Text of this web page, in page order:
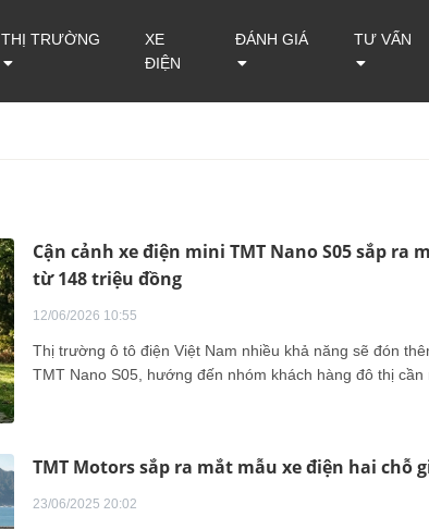
THỊ TRƯỜNG
XE
ĐIỆN
ĐÁNH GIÁ TƯ VẤN
Cận cảnh xe điện mini TMT Nano S05 sắp ra
từ 148 triệu đồng
12/06/2026 10:55
Thị trường ô tô điện Việt Nam nhiều khả năng sẽ đón
TMT Nano S05, hướng đến nhóm khách hàng đô thị
TMT Motors sắp ra mắt mẫu xe điện hai chỗ
23/06/2025 20:02